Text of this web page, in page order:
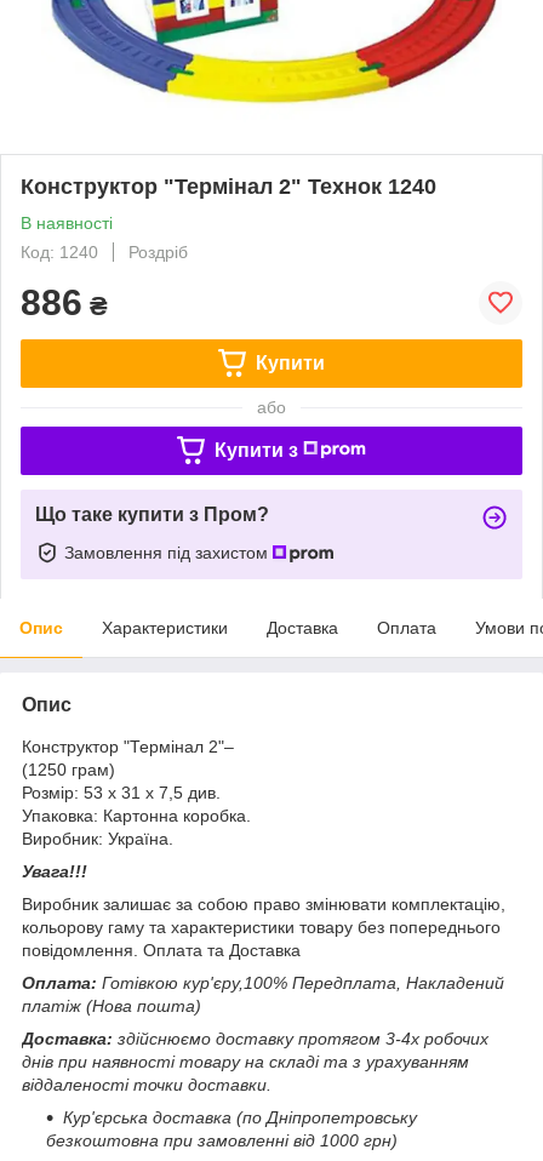
Конструктор "Термінал 2" Технок 1240
В наявності
Код: 1240
Роздріб
886 ₴
Купити
або
Купити з
Що таке купити з Пром?
Замовлення під захистом
Опис Характеристики Доставка Оплата Умови
Опис
Конструктор "Термінал 2"–
(1250 грам)
Розмір: 53 х 31 х 7,5 див.
Упаковка: Картонна коробка.
Виробник: Україна.
Увага!!!
Виробник залишає за собою право змінювати комплектацію,
кольорову гаму та характеристики товару без попереднього
повідомлення. Оплата та Доставка
Оплата: Готівкою кур'єру,100% Передплата, Накладений
платіж (Нова пошта)
Доставка: здійснюємо доставку протягом 3-4х робочих
днів при наявності товару на складі та з урахуванням
віддаленості точки доставки.
Кур'єрська доставка (по Дніпропетровську
безкоштовна при замовленні від 1000 грн)